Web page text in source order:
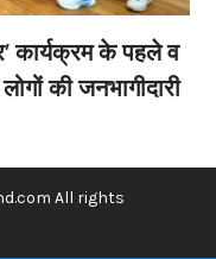
कार्यक्रम के पहले व
की जनभागीदारी
All rights